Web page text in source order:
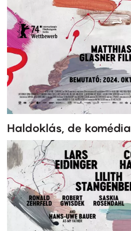
Haldoklás, de komédia